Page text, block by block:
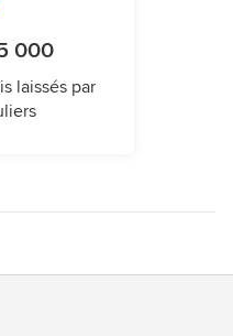
000
laissés par